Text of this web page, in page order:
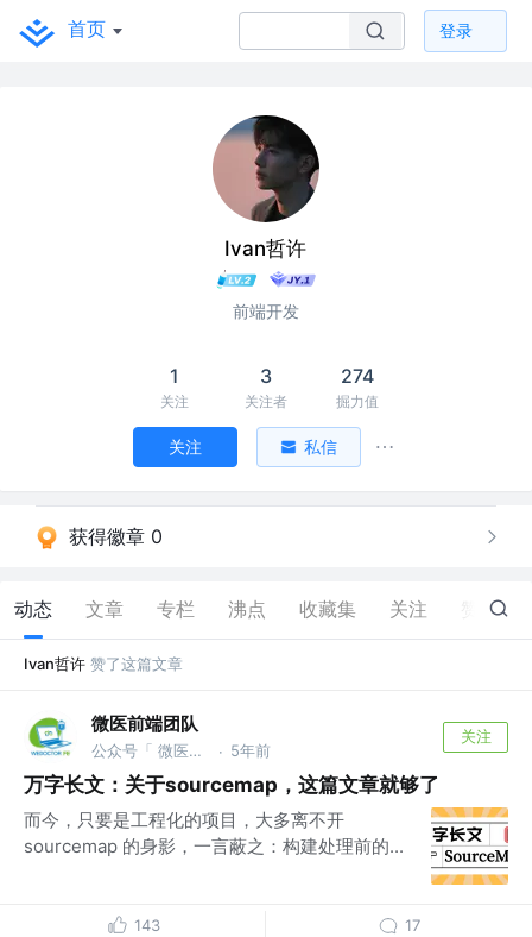
首页 登录
Ivan哲许
前端开发
1
关注
3
关注者
274
掘力值
关注 私信
获得徽章 0
动态 文章 专栏 沸点 收藏集 关注 8
Ivan哲许 赞了这篇文章
微医前端团队
公众号「 微医大前端技术 」 · 5年前
关注
万字长文：关于sourcemap，这篇文章就够了
而今，只要是工程化的项目，大多离不开
sourcemap 的身影，一言蔽之：构建处理前的...
143 17